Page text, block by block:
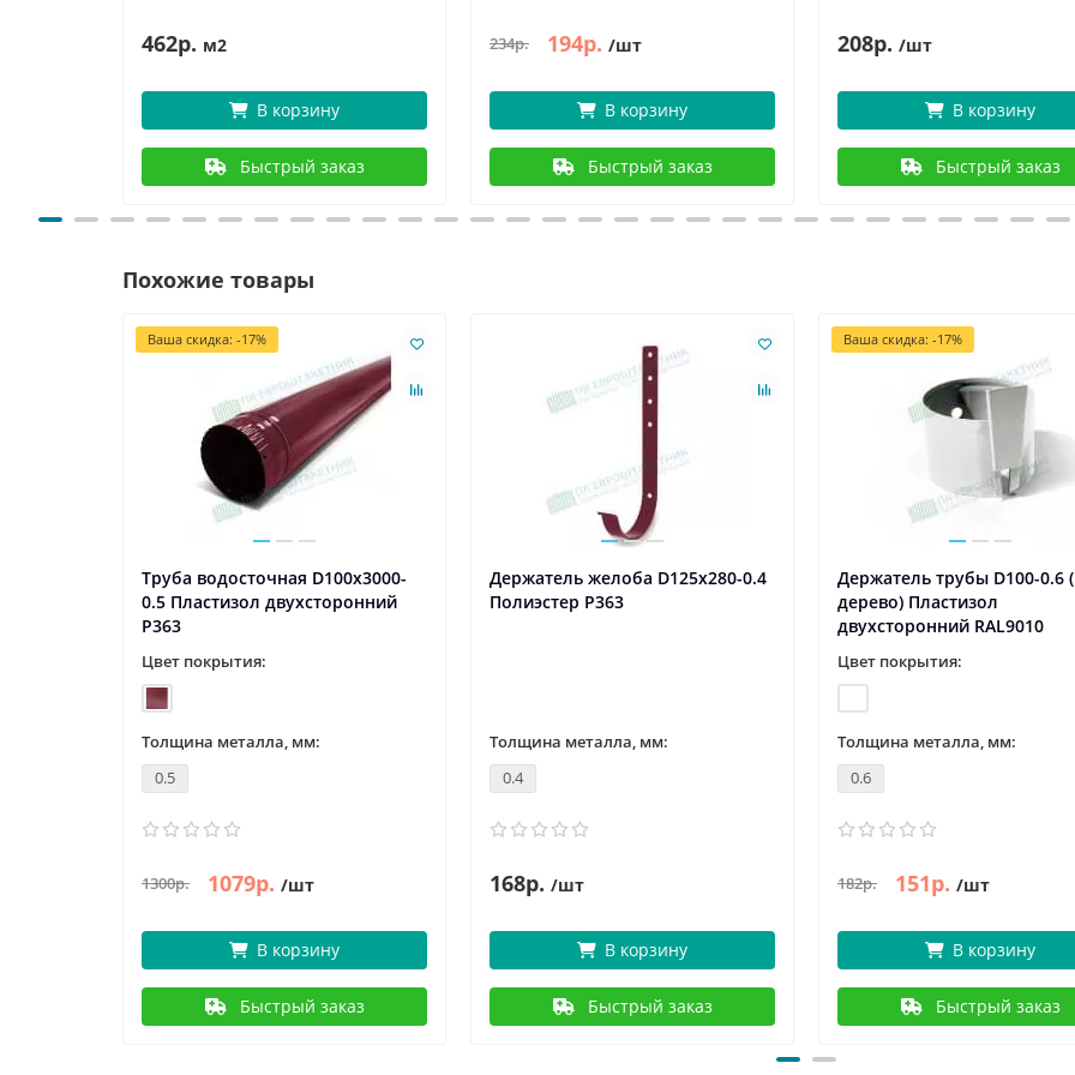
462р. м2
В корзину
Быстрый заказ
234р. 194р. /шт
В корзину
Быстрый заказ
208р. /шт
В корзину
Быстрый заказ
Похожие товары
Ваша скидка: -17%
Труба водосточная D100х3000-
0.5 Пластизол двухсторонний
Р363
Цвет покрытия:
Толщина металла, мм:
0.5
1300р. 1079р. /шт
В корзину
Быстрый заказ
Держатель желоба D125х280-0.4
Полиэстер P363
Толщина металла, мм:
0.4
168р. /шт
В корзину
Быстрый заказ
Ваша скидка: -17%
Держатель трубы D100-0.6
дерево) Пластизол
двухсторонний RAL9010
Цвет покрытия:
Толщина металла, мм:
0.6
182р. 151р. /шт
В корзину
Быстрый заказ